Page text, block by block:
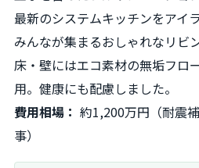
最新のシステムキッチンをアイ
みんなが集まるおしゃれなリビ
床・壁にはエコ素材の無垢フロ
用。健康にも配慮しました。
費用相場： 約1,200万円（耐震
事）